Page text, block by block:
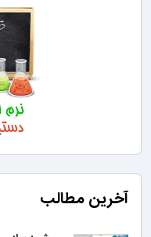
آخرین مطالب